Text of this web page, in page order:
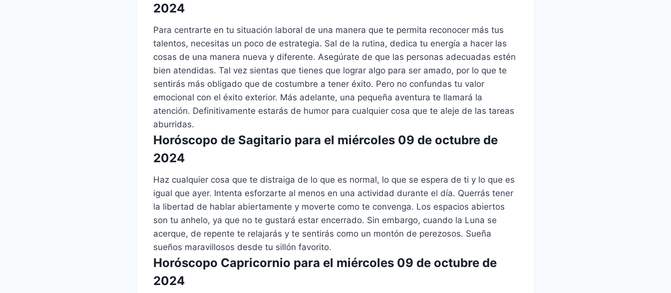
2024
Para centrarte en tu situación laboral de una manera que te permita reconocer más tus
talentos, necesitas un poco de estrategia. Sal de la rutina, dedica tu energía a hacer las
cosas de una manera nueva y diferente. Asegúrate de que las personas adecuadas estén
bien atendidas. Tal vez sientas que tienes que lograr algo para ser amado, por lo que te
sentirás más obligado que de costumbre a tener éxito. Pero no confundas tu valor
emocional con el éxito exterior. Más adelante, una pequeña aventura te llamará la
atención. Definitivamente estarás de humor para cualquier cosa que te aleje de las tareas
aburridas.
Horóscopo de Sagitario para el miércoles 09 de octubre de
2024
Haz cualquier cosa que te distraiga de lo que es normal, lo que se espera de ti y lo que es
igual que ayer. Intenta esforzarte al menos en una actividad durante el día. Querrás tener
la libertad de hablar abiertamente y moverte como te convenga. Los espacios abiertos
son tu anhelo, ya que no te gustará estar encerrado. Sin embargo, cuando la Luna se
acerque, de repente te relajarás y te sentirás como un montón de perezosos. Sueña
sueños maravillosos desde tu sillón favorito.
Horóscopo Capricornio para el miércoles 09 de octubre de
2024